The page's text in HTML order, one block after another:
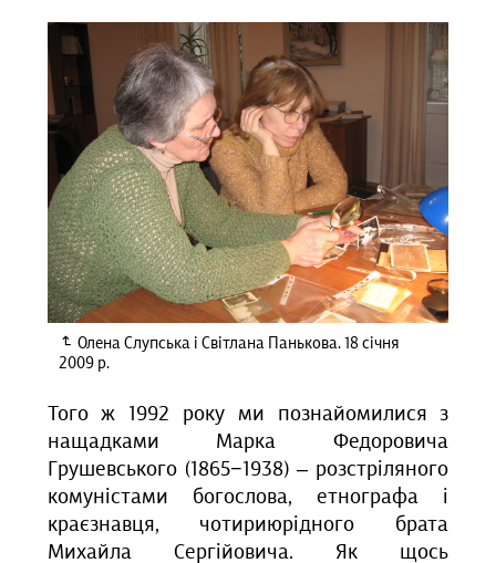
Олена Слупська і Світлана Панькова. 18 січня
2009 р.
Того ж 1992 року ми познайомилися з
нащадками Марка Федоровича
Грушевського (1865−1938) – розстріляного
комуністами богослова, етнографа і
краєзнавця, чотириюрідного брата
Михайла Сергійовича. Як щось